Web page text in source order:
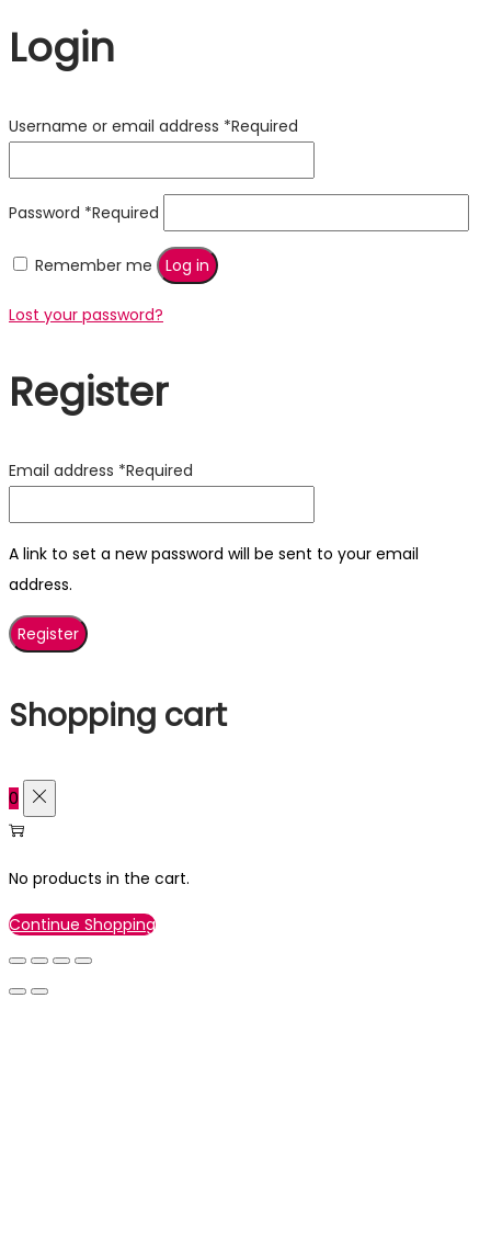
Login
Username or email address *Required
Password *Required
Remember me Log in
Lost your password?
Register
Email address *Required
A link to set a new password will be sent to your email
address.
Register
Shopping cart
0
No products in the cart.
Continue Shopping